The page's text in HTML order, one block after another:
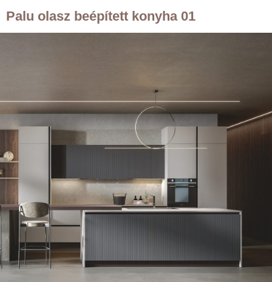
Palu olasz beépített konyha 01